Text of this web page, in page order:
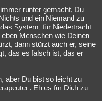
runter gemacht, Du
und ein Niemand zu
System, für Niedertracht
Menschen wie Deinen
dann stürzt auch er, seine
das es falsch ist, das er
aber Du bist so leicht zu
Eh es für Dich zu